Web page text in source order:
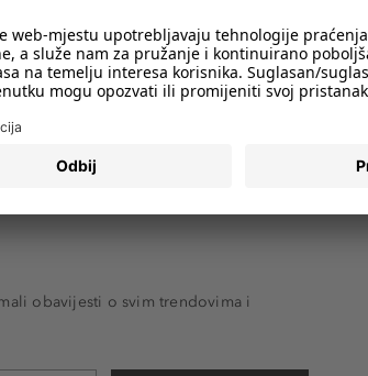
obavijesti o svim trendovima i